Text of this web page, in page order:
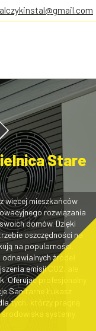
Stare
więcej mieszkańców
rozwiązania
domów. Dzięki
oszczędności na
na popularności.
źródeł
emisji CO2, ale
Oferując profesjonalny
Sanitarne Łukasz
tych, którzy pragną
systemy